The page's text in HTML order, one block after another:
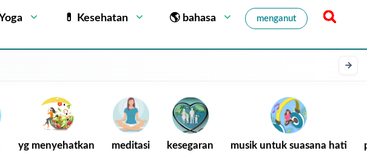
Yoga 💊 Kesehatan 🌎 bahasa menganut
yg menyehatkan meditasi kesegaran musik untuk suasana hati